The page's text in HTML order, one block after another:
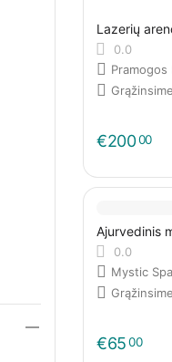
Lazerių
0.0
Pramogos
€20000
Ajurvedinis
0.0
Mystic Spa
€6500